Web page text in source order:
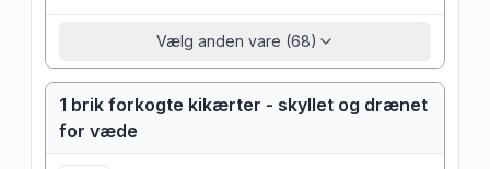
Vælg anden vare (68)
1 brik forkogte kikærter - skyllet og drænet
for væde